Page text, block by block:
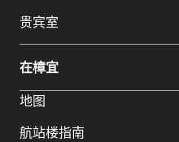
语
言:
贵宾室
在樟宜
地图
航站楼指南